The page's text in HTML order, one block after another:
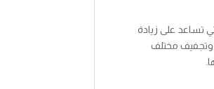
تساعد على زيادة
وتجفيف مختلف